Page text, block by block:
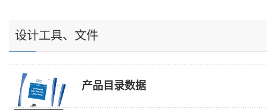
设计工具、文件
产品目录数据